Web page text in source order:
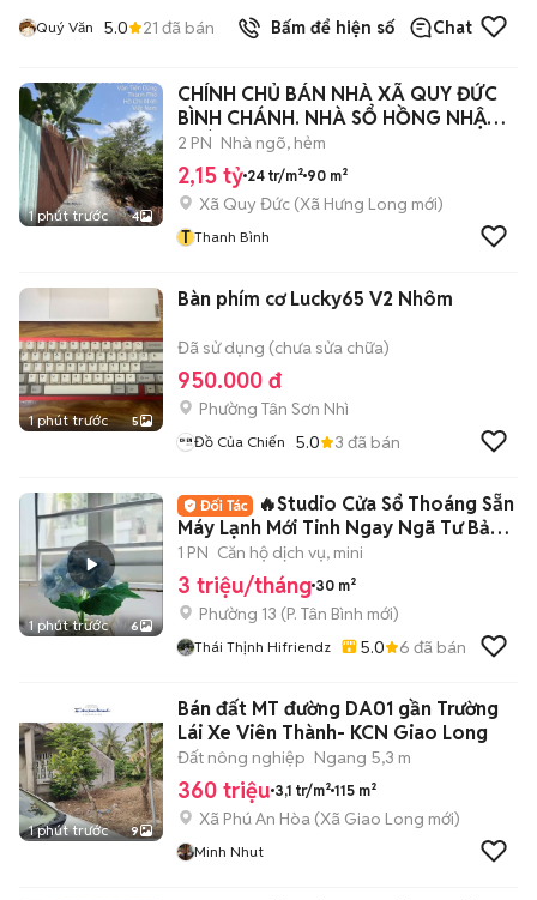
Quý Văn 5.0 21 đã bán Bấm để hiện số Chat
1 phút trước 4
CHÍNH CHỦ BÁN NHÀ XÃ QUY ĐỨC
BÌNH CHÁNH. NHÀ SỔ HỒNG NHẬN
NHÀ NGAY
2 PN Nhà ngõ, hẻm
2,15 tỷ 24 tr/m² 90 m²
Xã Quy Đức (Xã Hưng Long mới)
T Thanh Bình
1 phút trước 5
Bàn phím cơ Lucky65 V2 Nhôm
Đã sử dụng (chưa sửa chữa)
950.000 đ
Phường Tân Sơn Nhì
Đồ Của Chiến 5.0 3 đã bán
1 phút trước 6
🔥Studio Cửa Sổ Thoáng Sẵn
Máy Lạnh Mới Tinh Ngay Ngã Tư Bảy
Hiền
1 PN Căn hộ dịch vụ, mini
3 triệu/tháng 30 m²
Phường 13 (P. Tân Bình mới)
Thái Thịnh Hifriendz 5.0 6 đã bán
1 phút trước 9
Bán đất MT đường DA01 gần Trường
Lái Xe Viên Thành- KCN Giao Long
Đất nông nghiệp Ngang 5,3 m
360 triệu 3,1 tr/m² 115 m²
Xã Phú An Hòa (Xã Giao Long mới)
Minh Nhut